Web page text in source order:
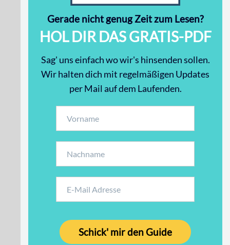
Gerade nicht genug Zeit zum Lesen?
HOL DIR DAS GRATIS-PDF
Sag' uns einfach wo wir's hinsenden sollen.
Wir halten dich mit regelmäßigen Updates
per Mail auf dem Laufenden.
Schick' mir den Guide